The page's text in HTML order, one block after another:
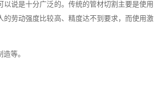
说是十分广泛的。传统的管材切割主要是使用
劳动强度比较高、精度达不到要求，而使用激
等。